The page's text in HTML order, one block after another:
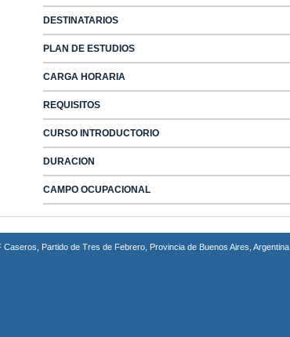
DESTINATARIOS
PLAN DE ESTUDIOS
CARGA HORARIA
REQUISITOS
CURSO INTRODUCTORIO
DURACION
CAMPO OCUPACIONAL
Partido de Tres de Febrero, Provincia de Buenos Aires, Argentina